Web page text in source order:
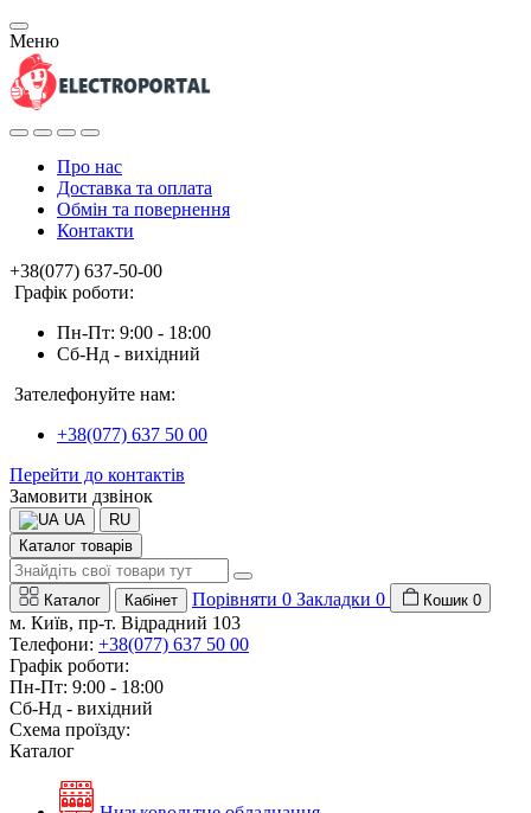
Меню
Про нас
Доставка та оплата
Обмін та повернення
Контакти
+38(077) 637-50-00
Графік роботи:
Пн-Пт: 9:00 - 18:00
Сб-Нд - вихідний
Зателефонуйте нам:
+38(077) 637 50 00
Перейти до контактів
Замовити дзвінок
UA
RU
Каталог товарів
Каталог Кабінет Порівняти 0 Закладки 0 Кошик 0
м. Київ, пр-т. Відрадний 103
Телефони: +38(077) 637 50 00
Графік роботи:
Пн-Пт: 9:00 - 18:00
Сб-Нд - вихідний
Схема проїзду:
Каталог